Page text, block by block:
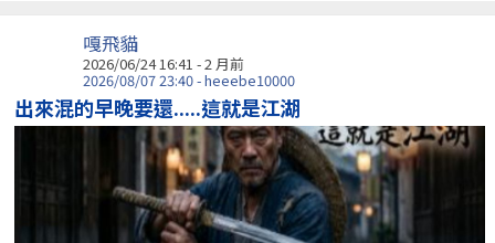
嘎飛貓
2026/06/24 16:41 - 2 月前
2026/08/07 23:40 - heeebe10000
出來混的早晚要還.....這就是江湖